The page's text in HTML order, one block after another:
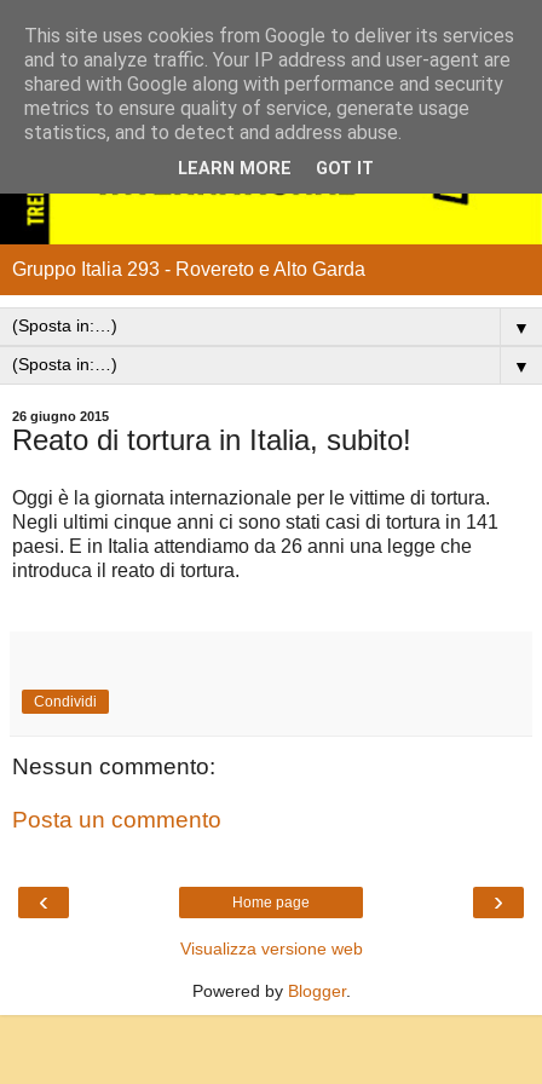
Gruppo Italia 293 - Rovereto e Alto Garda
▼
▼
26 giugno 2015
Reato di tortura in Italia, subito!
Oggi è la giornata internazionale per le vittime di tortura.
Negli ultimi cinque anni ci sono stati casi di tortura in 141
paesi. E in Italia attendiamo da 26 anni una legge che
introduca il reato di tortura.
Condividi
Nessun commento:
Posta un commento
‹ ›
Home page
Visualizza versione web
Powered by Blogger.
This site uses cookies from Google to deliver its services
and to analyze traffic. Your IP address and user-agent are
shared with Google along with performance and security
metrics to ensure quality of service, generate usage
statistics, and to detect and address abuse.
LEARN MORE GOT IT